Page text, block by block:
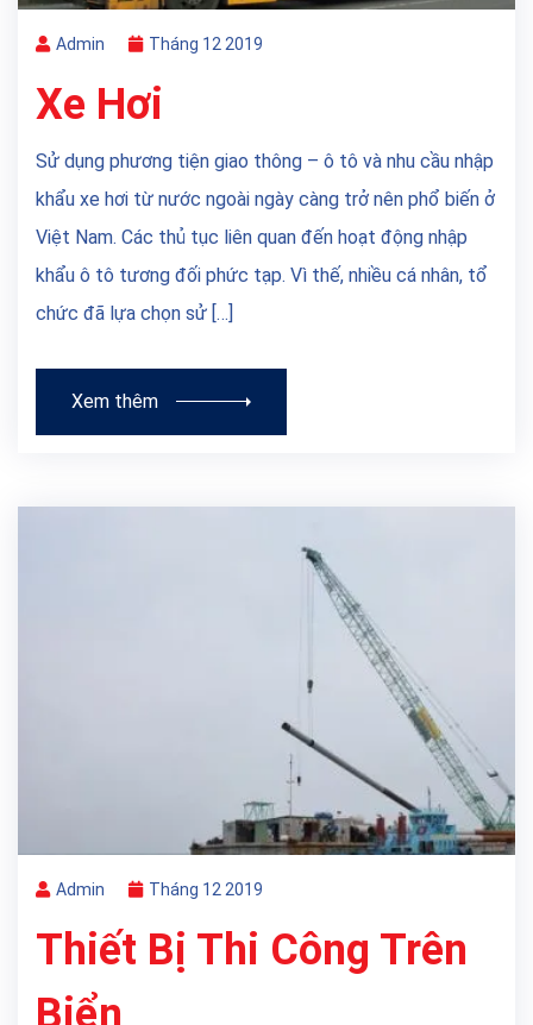
Admin Tháng 12 2019
Xe Hơi
Sử dụng phương tiện giao thông – ô tô và nhu cầu nhập
khẩu xe hơi từ nước ngoài ngày càng trở nên phổ biến ở
Việt Nam. Các thủ tục liên quan đến hoạt động nhập
khẩu ô tô tương đối phức tạp. Vì thế, nhiều cá nhân, tổ
chức đã lựa chọn sử […]
Xem thêm
Admin Tháng 12 2019
Thiết Bị Thi Công Trên
Biển